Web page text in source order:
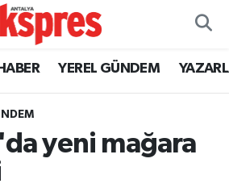
YEREL GÜNDEM
yeni mağara
Durumu ve Fikstür